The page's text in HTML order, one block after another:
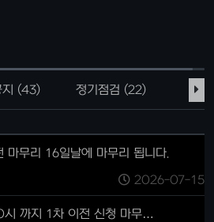
지 (43) 정기점검 (22)
마무리 16일날에 마무리 됩니다.
2026-07-15
까지 1차 이전 신청 마무…